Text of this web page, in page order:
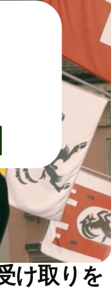
け取りを